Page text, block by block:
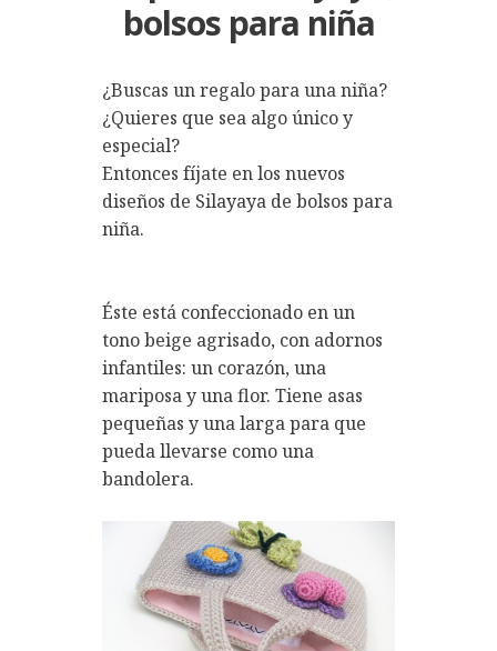
bolsos para niña
¿Buscas un regalo para una niña?
¿Quieres que sea algo único y
especial?
Entonces fíjate en los nuevos
diseños de Silayaya de bolsos para
niña.
Éste está confeccionado en un
tono beige agrisado, con adornos
infantiles: un corazón, una
mariposa y una flor. Tiene asas
pequeñas y una larga para que
pueda llevarse como una
bandolera.